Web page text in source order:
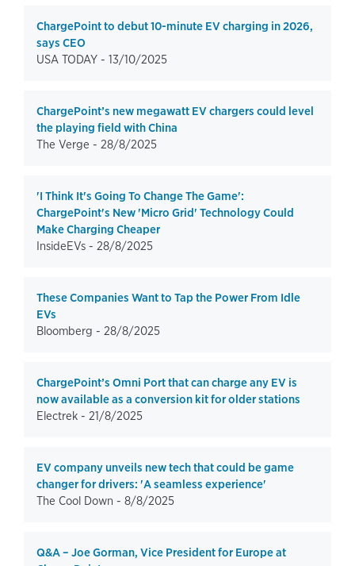
ChargePoint to debut 10-minute EV charging in 2026,
says CEO
USA TODAY - 13/10/2025
ChargePoint’s new megawatt EV chargers could level
the playing field with China
The Verge - 28/8/2025
'I Think It's Going To Change The Game':
ChargePoint's New 'Micro Grid' Technology Could
Make Charging Cheaper
InsideEVs - 28/8/2025
These Companies Want to Tap the Power From Idle
EVs
Bloomberg - 28/8/2025
ChargePoint’s Omni Port that can charge any EV is
now available as a conversion kit for older stations
Electrek - 21/8/2025
EV company unveils new tech that could be game
changer for drivers: 'A seamless experience'
The Cool Down - 8/8/2025
Q&A – Joe Gorman, Vice President for Europe at